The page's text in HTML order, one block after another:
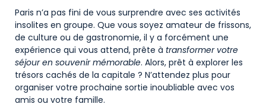
Paris n’a pas fini de vous surprendre avec ses activités
insolites en groupe. Que vous soyez amateur de frissons,
de culture ou de gastronomie, il y a forcément une
expérience qui vous attend, prête à transformer votre
séjour en souvenir mémorable. Alors, prêt à explorer les
trésors cachés de la capitale ? N’attendez plus pour
organiser votre prochaine sortie inoubliable avec vos
amis ou votre famille.